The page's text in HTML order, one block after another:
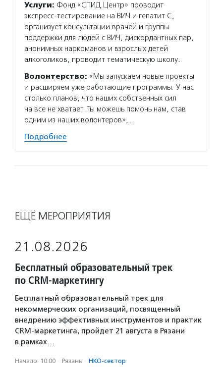
Услуги: Фонд «СПИД.Центр» проводит
экспресс-тестирование на ВИЧ и гепатит С,
организует консультации врачей и группы
поддержки для людей с ВИЧ, дискордантных пар,
анонимных наркоманов и взрослых детей
алкоголиков, проводит тематическую школу…
Волонтерство: «Мы запускаем новые проекты
и расширяем уже работающие программы. У нас
столько планов, что наших собственных сил
на все не хватает. Ты можешь помочь нам, став
одним из наших волонтеров»,…
Подробнее
ЕЩЁ МЕРОПРИЯТИЯ
21.08.2026
Бесплатный образовательный трек
по CRM-маркетингу
Бесплатный образовательный трек для
некоммерческих организаций, посвященный
внедрению эффективных инструментов и практик
CRM-маркетинга, пройдет 21 августа в Рязани
в рамках…
Начало: 10:00 · Рязань · НКО-сектор